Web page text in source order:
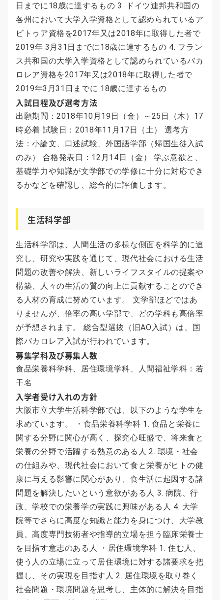
日までに18歳に達するもの 3. ドイツ連邦共和国の
各州において大学入学資格として認められているア
ビトゥア資格を2017年又は2018年に取得した者で
2019年 3月31日までに18歳に達するもの 4. フラン
ス共和国の大学入学資格として認められているバカ
ロレア資格を2017年又は2018年に取得した者で
2019年3月31日までに 18歳に達するもの
入試日程及び選考方法
出願期間：2018年10月19日（金）～25日（木）17
時必着 試験日：2018年11月17日（土） 選考方
法：小論文、口述試験、外国語学部（帰国生徒入試
のみ） 合格発表日：12月14日（金） 学ぶ意欲と、
基礎学力や知識が文学部での学修に十分に対応でき
るかなどを確認し、総合的に評価します。
生活科学部
生活科学部は、人間生活の多様な側面を科学的に追
究し、研究や実践を通じて、現代社会における生活
問題の改善や解決、新しいライフスタイルの提案や
構築、人々の生活の質の向上に貢献することのでき
る人材の育成に努めています。 文学部ほどではあ
りませんが、倍率の高い学部で、どの学科も高倍率
が予想されます。 総合型選抜（旧AO入試）は、国
際バカロレア入試が行われています。
募集学科及び募集人数
食品栄養科学科、居住環境学科、人間福祉学科：若
干名
入学者受け入れの方針
大阪市立大学生活科学部では、以下のような学生を
求めています。 ・食品栄養科学科 1. 食品と栄養に
関する分野に関心が高く、探究心旺盛で、将来食と
栄養の分野で活躍する熱意のある人 2. 環境・社会
の仕組みや、現代社会において食と栄養がヒトの健
康に与える影響に関心があり、食生活に起因する諸
問題を解決したいという意欲がある人 3. 病院、行
政、学校での栄養学の実践に興味がある人 4. 大学
院等でさらに高度な知識と能力を身につけ、大学教
員、高度専門技術者や指導的立場を担う臨床栄養士
を目指す意志のある人 ・居住環境学科 1. 住む人、
使う人の立場に立って居住環境に対する諸要求を把
握し、その実現を目指す人 2. 居住環境を取り巻く
社会問題・環境問題を思考し、主体的に解決を目指